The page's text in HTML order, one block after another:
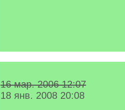
16 мар. 2006 12:07
18 янв. 2008 20:08